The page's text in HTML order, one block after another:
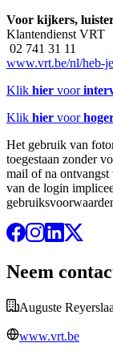
Voor kijkers,
Klantendienst VRT
02 741 31 11
www.vrt.be/nl/heb-
Klik hier voor
Klik hier voor
Het gebruik van
toegestaan zonder
mail of na
van de login
Neem
Auguste
www.vrt.be